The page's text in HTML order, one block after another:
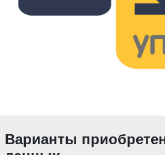
Варианты